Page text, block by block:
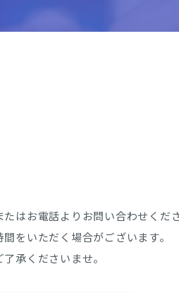
はお電話よりお問い合わせくだ
をいただく場合がございます。
承くださいませ。